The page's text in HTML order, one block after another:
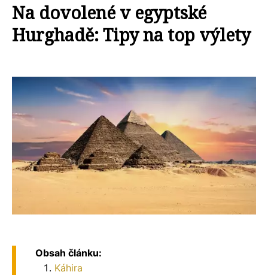
Na dovolené v egyptské
Hurghadě: Tipy na top výlety
Obsah článku:
Káhira